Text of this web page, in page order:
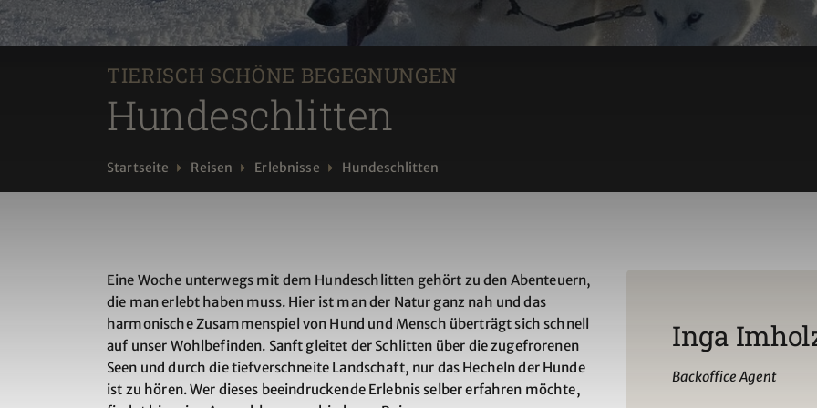
TIERISCH SCHÖNE BEGEGNUNGEN
Hundeschlitten
Startseite Reisen Erlebnisse Hundeschlitten
Eine Woche unterwegs mit dem Hundeschlitten gehört zu den Abenteuern,
die man erlebt haben muss. Hier ist man der Natur ganz nah und das
harmonische Zusammenspiel von Hund und Mensch überträgt sich schnell
auf unser Wohlbefinden. Sanft gleitet der Schlitten über die zugefrorenen
Seen und durch die tiefverschneite Landschaft, nur das Hecheln der Hunde
ist zu hören. Wer dieses beeindruckende Erlebnis selber erfahren möchte,
Inga
Backoffice Agent